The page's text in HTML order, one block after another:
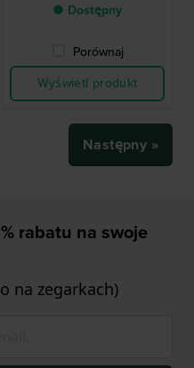
● Dostępny
Porównaj
Wyświetl produkt
Następny »
rabatu na swoje
na zegarkach)